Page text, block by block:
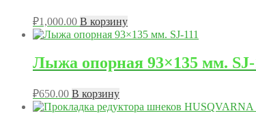
₽1,000.00 В корзину
Лыжа опорная 93×135 мм. SJ-
₽650.00 В корзину